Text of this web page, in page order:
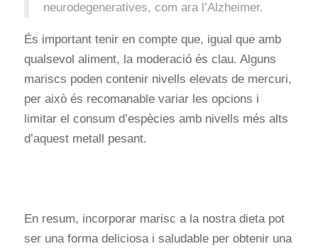
neurodegeneratives, com ara l’Alzheimer.
És important tenir en compte que, igual que amb
qualsevol aliment, la moderació és clau. Alguns
mariscs poden contenir nivells elevats de mercuri,
per això és recomanable variar les opcions i
limitar el consum d’espècies amb nivells més alts
d’aquest metall pesant.
En resum, incorporar marisc a la nostra dieta pot
ser una forma deliciosa i saludable per obtenir una